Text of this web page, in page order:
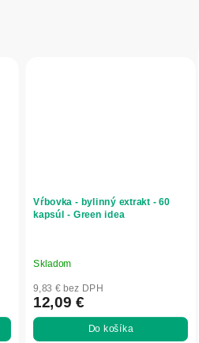
Vŕbovka - bylinný extrakt - 60
kapsúl - Green idea
Skladom
9,83 € bez DPH
12,09 €
Do košíka